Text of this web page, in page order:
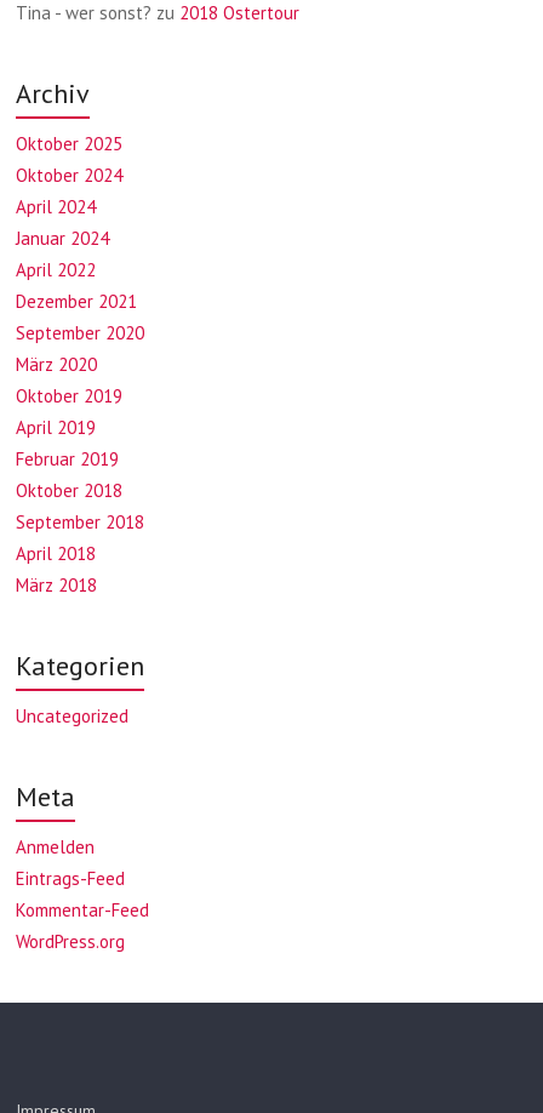
Tina - wer sonst? zu 2018 Ostertour
Archiv
Oktober 2025
Oktober 2024
April 2024
Januar 2024
April 2022
Dezember 2021
September 2020
März 2020
Oktober 2019
April 2019
Februar 2019
Oktober 2018
September 2018
April 2018
März 2018
Kategorien
Uncategorized
Meta
Anmelden
Eintrags-Feed
Kommentar-Feed
WordPress.org